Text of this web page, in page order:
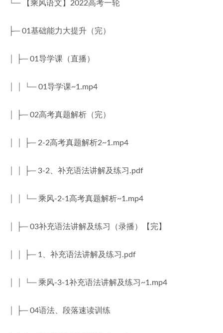
└─ 【乘风语文】2022高考一轮
├─ 01基础能力大提升（完）
│ ├─ 01导学课（直播）
│ │ └─ 01导学课~1.mp4
│ ├─ 02高考真题解析（完）
│ │ ├─ 2-2高考真题解析2~1.mp4
│ │ ├─ 3-2、补充语法讲解及练习.pdf
│ │ └─ 乘风-2-1高考真题解析~1.mp4
│ ├─ 03补充语法讲解及练习（录播）【完】
│ │ ├─ 1、补充语法讲解及练习.pdf
│ │ └─ 乘风-3-1补充语法讲解及练习~1.mp4
│ ├─ 04语法、段落速读训练